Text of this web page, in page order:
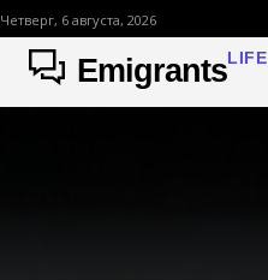
Четверг, 6 августа, 2026
EmigrantsLIFE